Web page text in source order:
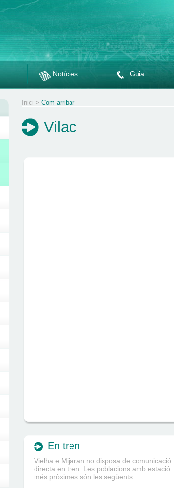
Notícies Guia
Inici > Com arribar
Vilac
En tren
Vielha e Mijaran no disposa de comunicació
directa en tren. Les poblacions amb estació
més pròximes són les següents: